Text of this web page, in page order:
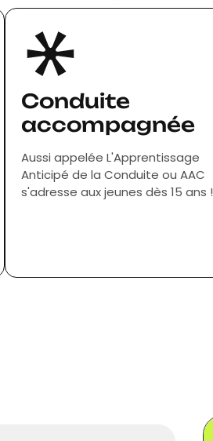
Conduite
accompagnée
Aussi appelée L'Apprentissage
Anticipé de la Conduite ou AAC
s'adresse aux jeunes dès 15 ans !